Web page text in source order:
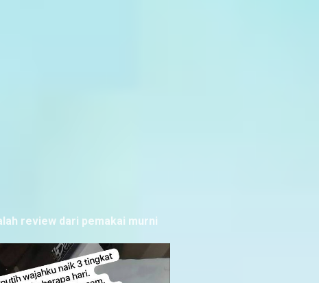
review dari pemakai murni